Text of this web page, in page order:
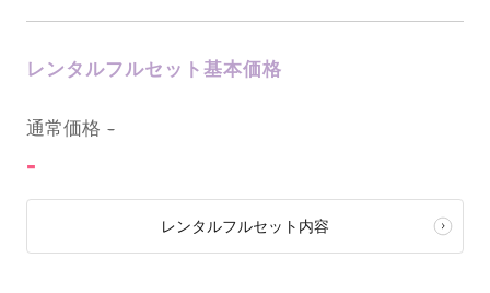
レンタルフルセット基本価格
通常価格 -
-
レンタルフルセット内容